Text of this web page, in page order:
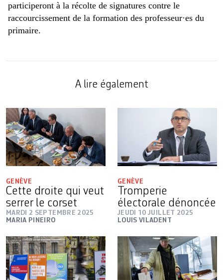
participeront à la récolte de signatures contre le
raccourcissement de la formation des professeur·es du
primaire.
A lire également
GENÈVE
Cette droite qui veut
serrer le corset
MARDI 2 SEPTEMBRE 2025
MARIA PINEIRO
GENÈVE
Tromperie
électorale dénoncée
JEUDI 10 JUILLET 2025
LOUIS VILADENT